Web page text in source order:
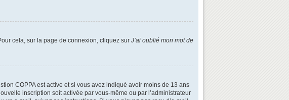
cela, sur la page de connexion, cliquez sur J’ai oublié mon mot de
COPPA est active et si vous avez indiqué avoir moins de 13 ans
inscription soit activée par vous-même ou par l’administrateur